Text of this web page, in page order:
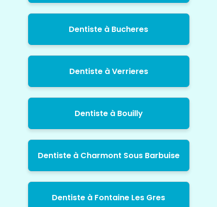
Dentiste à Bucheres
Dentiste à Verrieres
Dentiste à Bouilly
Dentiste à Charmont Sous Barbuise
Dentiste à Fontaine Les Gres